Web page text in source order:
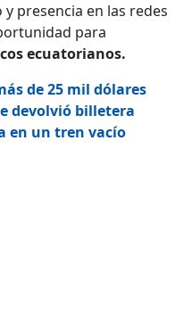
presencia en las redes
para
ecuatorianos.
de 25 mil dólares
devolvió billetera
en un tren vacío